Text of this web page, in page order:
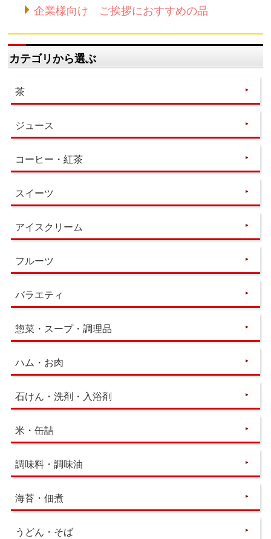
企業様向け ご挨拶におすすめの品
カテゴリから選ぶ
茶
ジュース
コーヒー・紅茶
スイーツ
アイスクリーム
フルーツ
バラエティ
惣菜・スープ・調理品
ハム・お肉
石けん・洗剤・入浴剤
米・缶詰
調味料・調味油
海苔・佃煮
うどん・そば